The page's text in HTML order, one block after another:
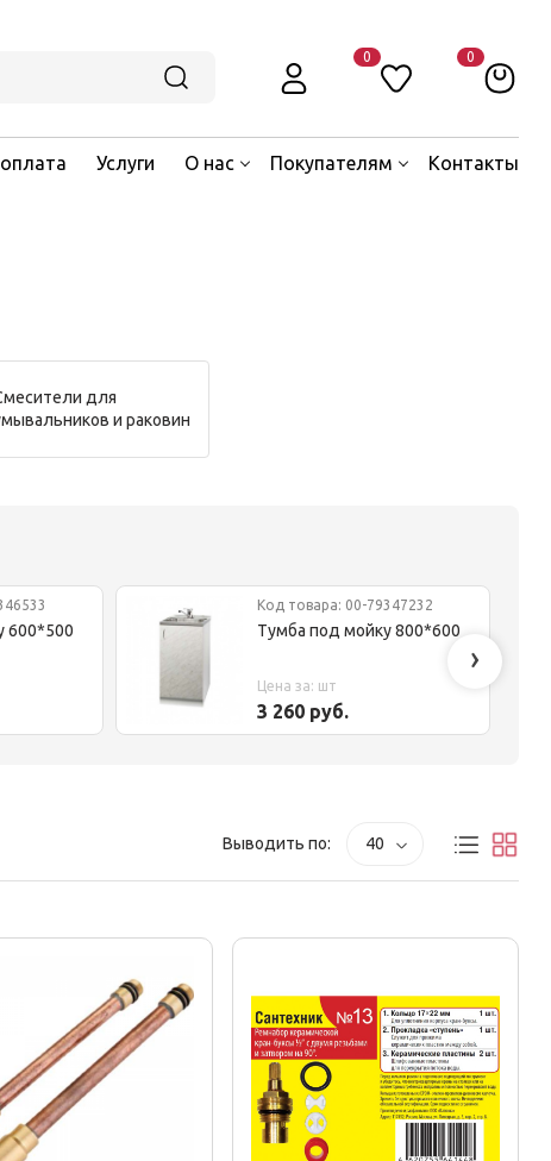
0 0
Услуги О нас Покупателям Контакты
для
и раковин
600*500
Код товара: 00-79347232
Тумба под мойку 800*600
Цена за: шт
3 260 руб.
›
Выводить по: 40